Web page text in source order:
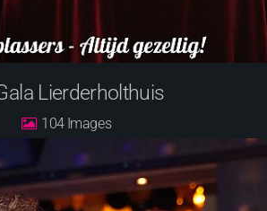
Lierderholthuis
104